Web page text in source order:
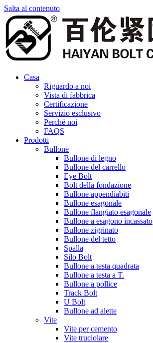
Salta al contenuto
Casa
Riguardo a noi
Vista di fabbrica
Certificazione
Servizio esclusivo
Perché noi
FAQS
Prodotti
Bullone
Bullone di legno
Bullone del carrello
Eye Bolt
Bolt della fondazione
Bullone appendiabiti
Bullone esagonale
Bullone flangiato esagonale
Bullone a esagono incassato
Bullone zigrinato
Bullone del tetto
Spalla
Silo Bolt
Bullone a testa quadrata
Bullone a testa a T.
Bullone a pollice
Track Bolt
U Bolt
Bullone ad alette
Vite
Vite per cemento
Vite truciolare